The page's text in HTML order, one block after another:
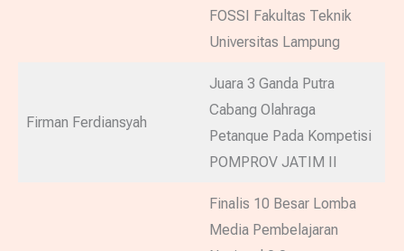
FOSSI Fakultas Teknik
Universitas Lampung
Firman Ferdiansyah
Juara 3 Ganda Putra
Cabang Olahraga
Petanque Pada Kompetisi
POMPROV JATIM II
Finalis 10 Besar Lomba
Media Pembelajaran